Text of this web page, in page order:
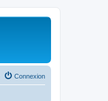
Connexion